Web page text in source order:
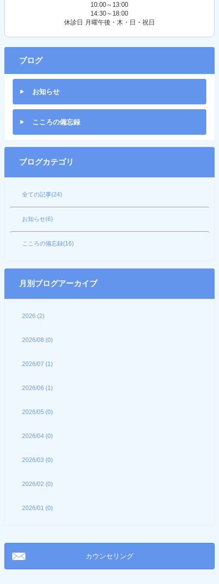
10:00～13:00
14:30～18:00
休診日 月曜午後・木・日・祝日
ブログ
お知らせ
こころの備忘録
ブログカテゴリ
全ての記事(24)
お知らせ(6)
こころの備忘録(16)
月別ブログアーカイブ
2026 (2)
2026/08 (0)
2026/07 (1)
2026/06 (1)
2026/05 (0)
2026/04 (0)
2026/03 (0)
2026/02 (0)
2026/01 (0)
カウンセリング